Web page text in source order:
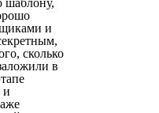
шаблону,
и
сколько
в
и